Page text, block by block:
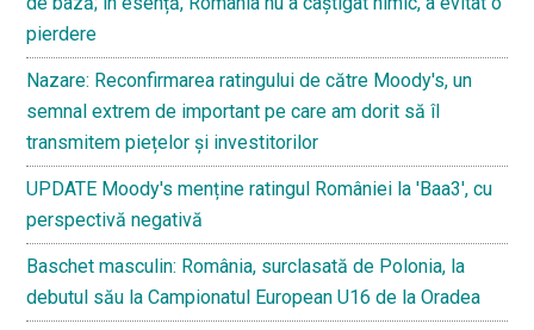
pierdere
Nazare: Reconfirmarea ratingului de către Moody's, un
semnal extrem de important pe care am dorit să îl
transmitem piețelor și investitorilor
UPDATE Moody's menține ratingul României la 'Baa3', cu
perspectivă negativă
Baschet masculin: România, surclasată de Polonia, la
debutul său la Campionatul European U16 de la Oradea